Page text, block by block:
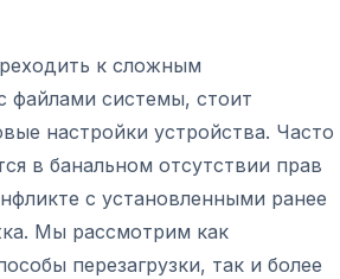
к сложным
файлами системы, стоит
настройки устройства. Часто
в банальном отсутствии прав
с установленными ранее
Мы рассмотрим как
перезагрузки, так и более